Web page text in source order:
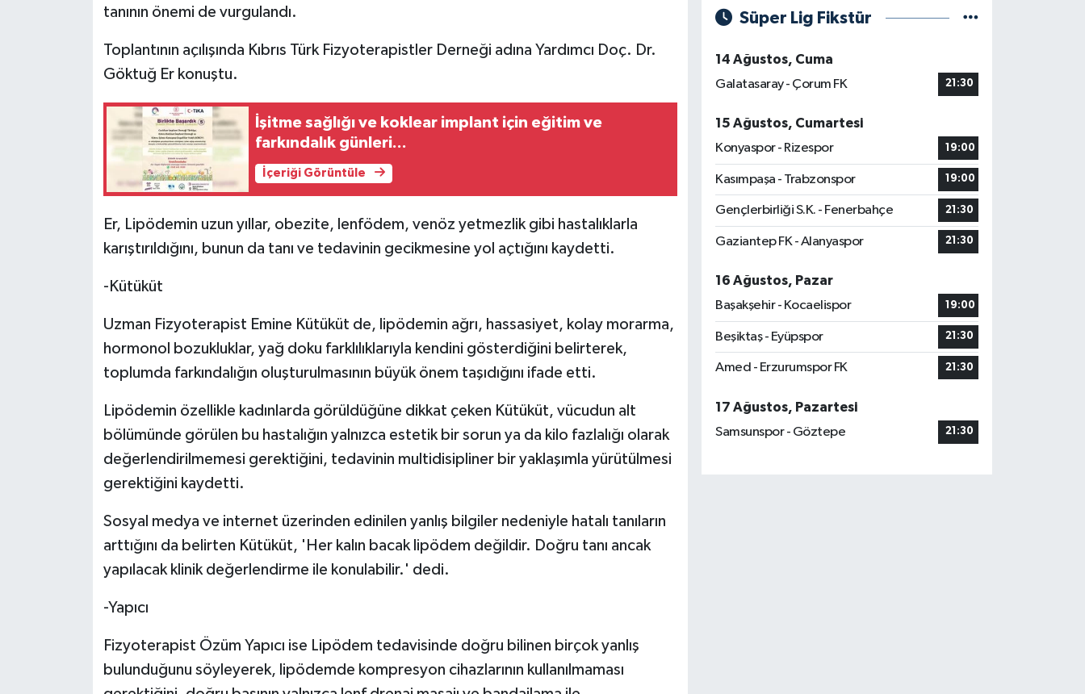
tanının önemi de vurgulandı.
Toplantının açılışında Kıbrıs Türk Fizyoterapistler Derneği adına Yardımcı Doç. Dr.
Göktuğ Er konuştu.
İşitme sağlığı ve koklear implant için eğitim ve
farkındalık günleri...
İçeriği Görüntüle
Er, Lipödemin uzun yıllar, obezite, lenfödem, venöz yetmezlik gibi hastalıklarla
karıştırıldığını, bunun da tanı ve tedavinin gecikmesine yol açtığını kaydetti.
-Kütüküt
Uzman Fizyoterapist Emine Kütüküt de, lipödemin ağrı, hassasiyet, kolay morarma,
hormonol bozukluklar, yağ doku farklılıklarıyla kendini gösterdiğini belirterek,
toplumda farkındalığın oluşturulmasının büyük önem taşıdığını ifade etti.
Lipödemin özellikle kadınlarda görüldüğüne dikkat çeken Kütüküt, vücudun alt
bölümünde görülen bu hastalığın yalnızca estetik bir sorun ya da kilo fazlalığı olarak
değerlendirilmemesi gerektiğini, tedavinin multidisipliner bir yaklaşımla yürütülmesi
gerektiğini kaydetti.
Sosyal medya ve internet üzerinden edinilen yanlış bilgiler nedeniyle hatalı tanıların
arttığını da belirten Kütüküt, 'Her kalın bacak lipödem değildir. Doğru tanı ancak
yapılacak klinik değerlendirme ile konulabilir.' dedi.
-Yapıcı
Fizyoterapist Özüm Yapıcı ise Lipödem tedavisinde doğru bilinen birçok yanlış
bulunduğunu söyleyerek, lipödemde kompresyon cihazlarının kullanılmaması
Süper Lig Fikstür
14 Ağustos, Cuma
Galatasaray - Çorum FK
21:30
15 Ağustos, Cumartesi
Konyaspor - Rizespor
19:00
Kasımpaşa - Trabzonspor 19:00
Gençlerbirliği S.K. - Fenerbahçe 21:30
Gaziantep FK - Alanyaspor 21:30
16 Ağustos, Pazar
Başakşehir - Kocaelispor
19:00
Beşiktaş - Eyüpspor 21:30
Amed - Erzurumspor FK 21:30
17 Ağustos, Pazartesi
Samsunspor - Göztepe
21:30
Nöbetçi Eczaneler
ÖZEL HABER